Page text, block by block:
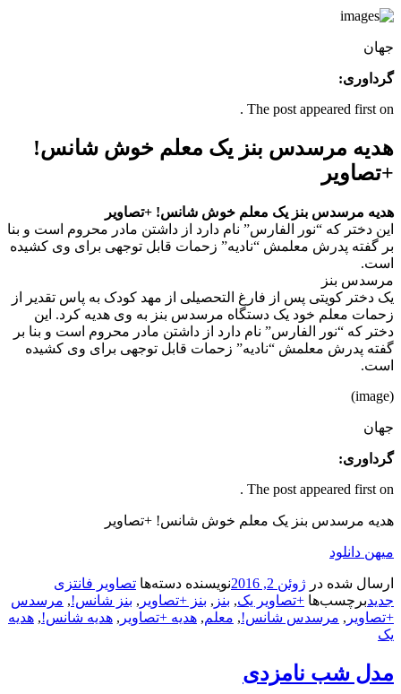
جهان
گرداوری:
The post appeared first on .
هدیه مرسدس بنز یک معلم خوش شانس!
+تصاویر
هدیه مرسدس بنز یک معلم خوش شانس! +تصاویر
این دختر که “نور الفارس” نام دارد از داشتن مادر محروم است و بنا
بر گفته پدرش معلمش “نادیه” زحمات قابل توجهی برای وی کشیده
است.
مرسدس بنز
یک دختر کویتی پس از فارغ التحصیلی از مهد کودک به پاس تقدیر از
زحمات معلم خود یک دستگاه مرسدس بنز به وی هدیه کرد. این
دختر که “نور الفارس” نام دارد از داشتن مادر محروم است و بنا بر
گفته پدرش معلمش “نادیه” زحمات قابل توجهی برای وی کشیده
است.
(image)
جهان
گرداوری:
The post appeared first on .
هدیه مرسدس بنز یک معلم خوش شانس! +تصاویر
میهن دانلود
ارسال شده در ژوئن 2, 2016 نویسنده دسته‌ها تصاویر فانتزی
جدیدبرچسب‌ها +تصاویر یک, بنز , بنز +تصاویر , بنز شانس!, مرسدس
+تصاویر , مرسدس شانس!, معلم, هدیه +تصاویر , هدیه شانس!, هدیه
یک
مدل شب نامزدی